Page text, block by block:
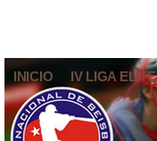
INICIO IV LIGA ELITE